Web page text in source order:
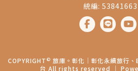
統編: 53841663
COPYRIGHT © 旅庫。彰化│彰化永續旅行、
台 All rights reserved ｜